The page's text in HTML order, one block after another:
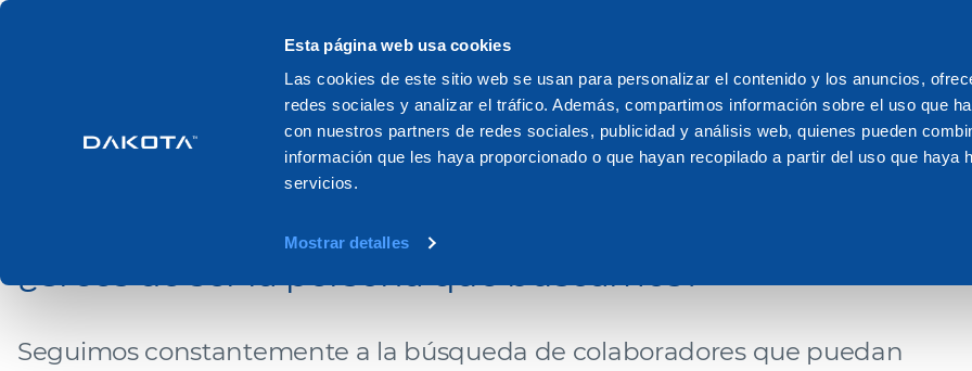
Esta página web usa cookies
Las cookies de este sitio web se usan para personalizar el contenido y los anuncios,
redes sociales y analizar el tráfico. Además, compartimos información sobre el uso que
con nuestros partners de redes sociales, publicidad y análisis web, quienes pueden
información que les haya proporcionado o que hayan recopilado a partir del uso que haya
servicios.
Mostrar detalles
TRABAJA CON NOSOTROS
¿Crees de ser la persona que buscamos?
Seguimos constantemente a la búsqueda de colaboradores que puedan